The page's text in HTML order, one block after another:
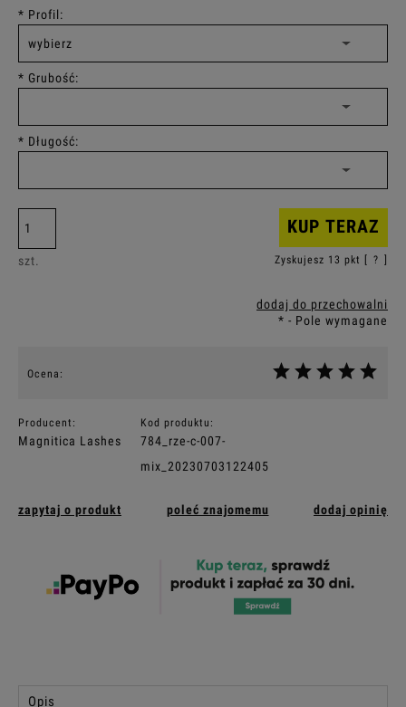
* Profil:
* Grubość:
* Długość:
szt.
KUP TERAZ
Zyskujesz 13 pkt [ ?
dodaj do przechowalni
* - Pole wymagane
Ocena:
Producent:
Magnitica Lashes
Kod produktu:
784_rze-c-007-
mix_20230703122405
zapytaj o produkt poleć znajomemu dodaj opinię
Opis